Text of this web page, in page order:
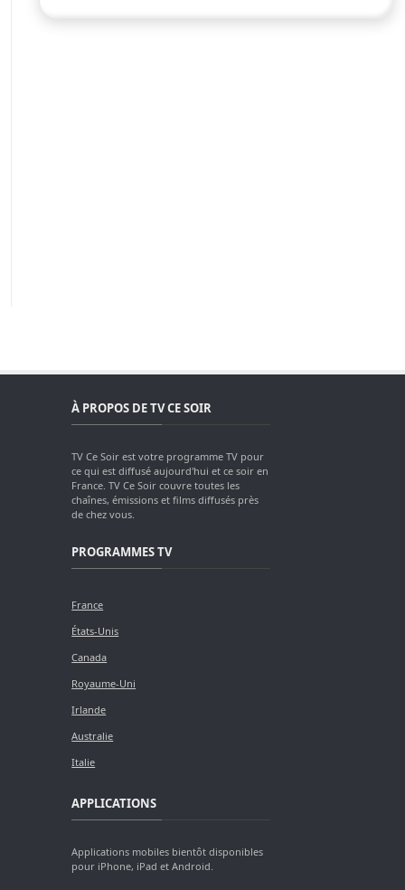
À PROPOS DE TV CE SOIR
TV Ce Soir est votre programme TV pour
ce qui est diffusé aujourd'hui et ce soir en
France. TV Ce Soir couvre toutes les
chaînes, émissions et films diffusés près
de chez vous.
PROGRAMMES TV
France
États-Unis
Canada
Royaume-Uni
Irlande
Australie
Italie
APPLICATIONS
Applications mobiles bientôt disponibles
pour iPhone, iPad et Android.